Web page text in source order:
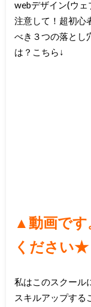
webデザイン(ウェ
注意して！超初心
べき３つの落とし
は？ こちら↓
▲動画で
ください★
私はこのスクール
スキルアップする